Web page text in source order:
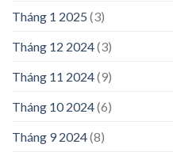
Tháng 1 2025 (3)
Tháng 12 2024(3)
Tháng 11 2024(9)
Tháng 10 2024(6)
Tháng 9 2024(8)